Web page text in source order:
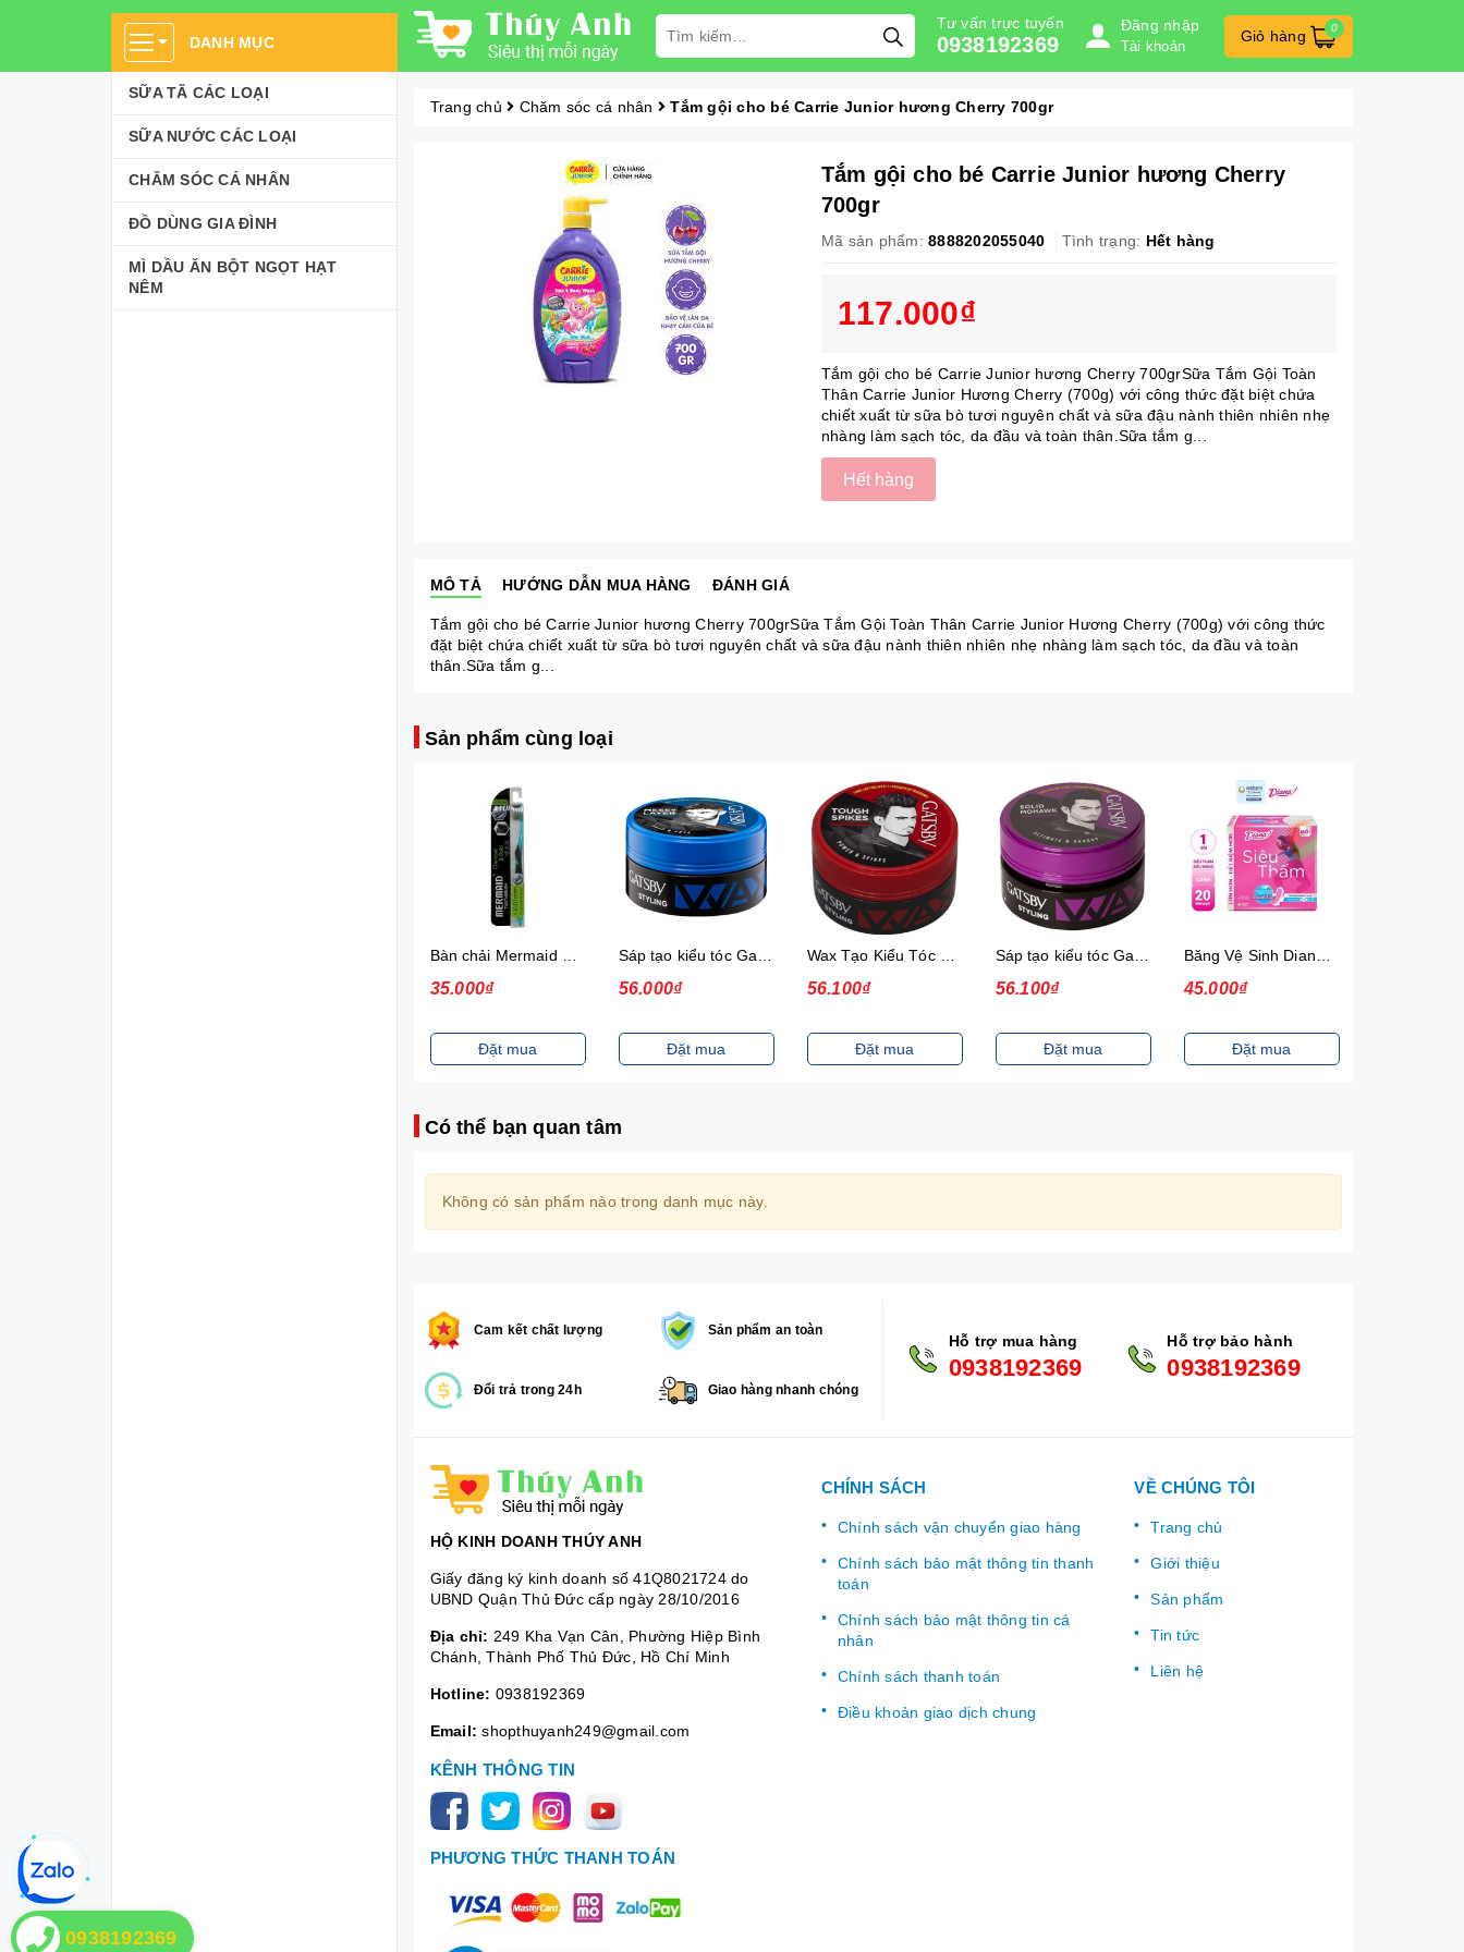
DANH MỤC
SỮA TÃ CÁC LOẠI
SỮA NƯỚC CÁC LOẠI
CHĂM SÓC CÁ NHÂN
ĐỒ DÙNG GIA ĐÌNH
MÌ DẦU ĂN BỘT NGỌT HẠT
NÊM
Tư vấn trực tuyến
0938192369
Đăng nhập
Tài khoản
Giỏ hàng 0
Trang chủ Chăm sóc cá nhân Tắm gội cho bé Carrie Junior hương Cherry 700gr
Tắm gội cho bé Carrie Junior hương Cherry
700gr
Mã sản phẩm: 8888202055040 Tình trạng: Hết hàng
117.000₫
Tắm gội cho bé Carrie Junior hương Cherry 700grSữa Tắm Gội Toàn
Thân Carrie Junior Hương Cherry (700g) với công thức đặt biệt chứa
chiết xuất từ sữa bò tươi nguyên chất và sữa đậu nành thiên nhiên nhẹ
nhàng làm sạch tóc, da đầu và toàn thân.Sữa tắm g...
Hết hàng
MÔ TẢ HƯỚNG DẪN MUA HÀNG ĐÁNH GIÁ
Tắm gội cho bé Carrie Junior hương Cherry 700grSữa Tắm Gội Toàn Thân Carrie Junior Hương Cherry (700g) với công thức
đặt biệt chứa chiết xuất từ sữa bò tươi nguyên chất và sữa đậu nành thiên nhiên nhẹ nhàng làm sạch tóc, da đầu và toàn
thân.Sữa tắm g...
Sản phẩm cùng loại
35.000₫
Đặt mua
56.000₫
Đặt mua
56.100₫
Đặt mua
56.100₫
Đặt mua
45.000₫
Đặt mua
Có thể bạn quan tâm
Không có sản phẩm nào trong danh mục này.
Cam kết chất lượng Sản phẩm an toàn
Đổi trả trong 24h Giao hàng nhanh chóng
Hỗ trợ mua hàng
0938192369
Hỗ trợ bảo hành
0938192369
HỘ KINH DOANH THÚY ANH
Giấy đăng ký kinh doanh số 41Q8021724 do
UBND Quận Thủ Đức cấp ngày 28/10/2016
Địa chỉ: 249 Kha Vạn Cân, Phường Hiệp Bình
Chánh, Thành Phố Thủ Đức, Hồ Chí Minh
Hotline: 0938192369
Email: shopthuyanh249@gmail.com
KÊNH THÔNG TIN
PHƯƠNG THỨC THANH TOÁN
CHÍNH SÁCH
Chính sách vận chuyển giao hàng
Chính sách bảo mật thông tin thanh
toán
Chính sách bảo mật thông tin cá
nhân
Chính sách thanh toán
Điều khoản giao dịch chung
VỀ CHÚNG TÔI
Trang chủ
Giới thiệu
Sản phẩm
Tin tức
Liên hệ
0938192369